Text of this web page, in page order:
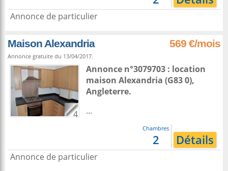
Annonce de particulier
Maison Alexandria 569 €/mois
Annonce gratuite du 13/04/2017.
4
Annonce n°3079703 : location
maison Alexandria (G83 0),
Angleterre.
...
Chambres
2 Détails
Annonce de particulier